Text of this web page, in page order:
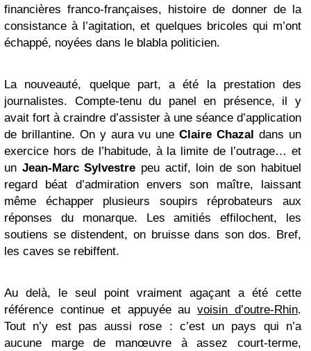
financières franco-françaises, histoire de donner de la
consistance à l’agitation, et quelques bricoles qui m’ont
échappé, noyées dans le blabla politicien.
La nouveauté, quelque part, a été la prestation des
journalistes. Compte-tenu du panel en présence, il y
avait fort à craindre d’assister à une séance d’application
de brillantine. On y aura vu uneClaire Chazal dans un
exercice hors de l’habitude, à la limite de l’outrage… et
un Jean-Marc Sylvestre peu actif, loin de son habituel
regard béat d’admiration envers son maître, laissant
même échapper plusieurs soupirs réprobateurs aux
réponses du monarque. Les amitiés effilochent, les
soutiens se distendent, on bruisse dans son dos. Bref,
les caves se rebiffent.
Au delà, le seul point vraiment agaçant a été cette
référence continue et appuyée auvoisin d’outre-Rhin.
Tout n’y est pas aussi rose : c’est un pays qui n’a
aucune marge de manœuvre à assez court-terme,